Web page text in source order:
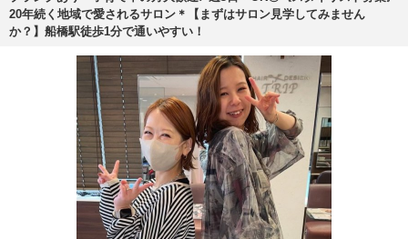
20年続く地域で愛されるサロン＊【まずはサロン見学してみません
か？】船橋駅徒歩1分で通いやすい！